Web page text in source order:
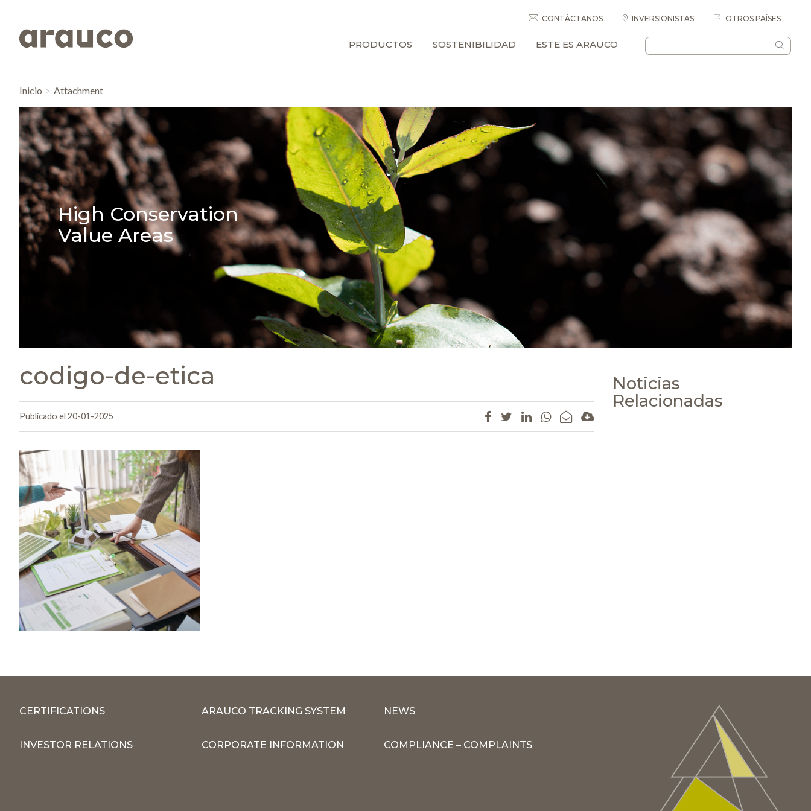
CONTÁCTANOS INVERSIONISTAS OTROS PAÍSES
PRODUCTOS SOSTENIBILIDAD ESTE ES ARAUCO
Inicio Attachment
High Conservation
Value Areas
codigo-de-etica
Publicado el 20-01-2025
Noticias
Relacionadas
CERTIFICATIONS ARAUCO TRACKING SYSTEM NEWS
INVESTOR RELATIONS CORPORATE INFORMATION COMPLIANCE – COMPLAINTS